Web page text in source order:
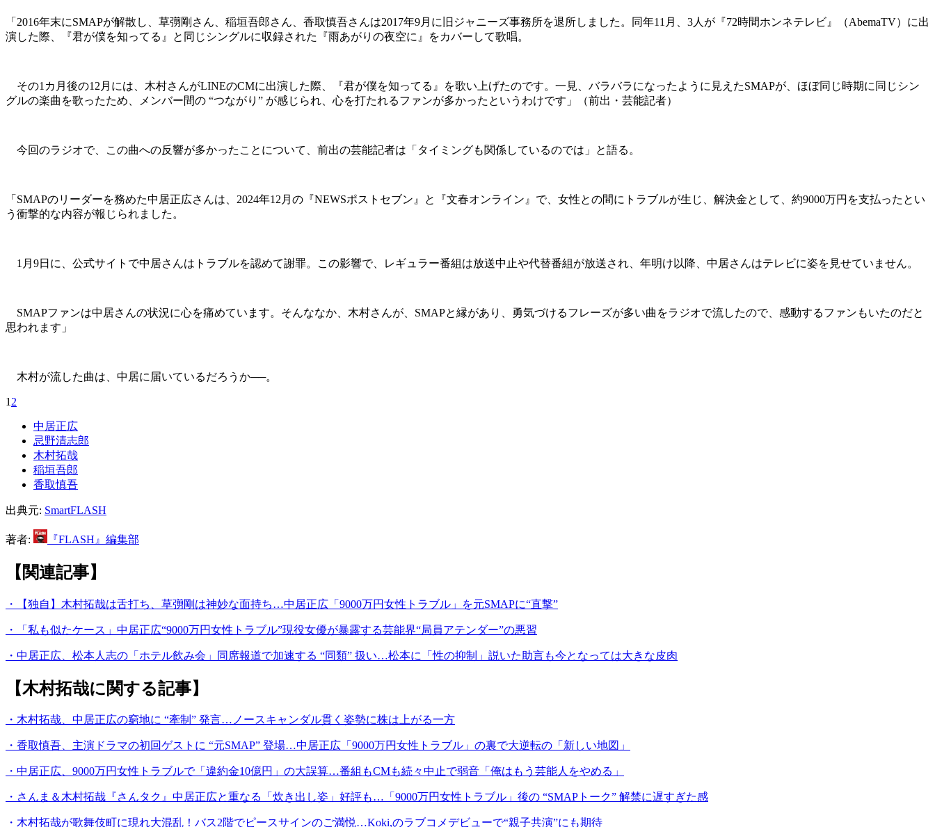
「2016年末にSMAPが解散し、草彅剛さん、稲垣吾郎さん、香取慎吾さんは2017年9月に旧ジャニーズ事務所を退所しました。同年11月、3人が『72時間ホンネテレビ』（AbemaTV）に出
演した際、『君が僕を知ってる』と同じシングルに収録された『雨あがりの夜空に』をカバーして歌唱。
その1カ月後の12月には、木村さんがLINEのCMに出演した際、『君が僕を知ってる』を歌い上げたのです。一見、バラバラになったように見えたSMAPが、ほぼ同じ時期に同じシン
グルの楽曲を歌ったため、メンバー間の “つながり” が感じられ、心を打たれるファンが多かったというわけです」（前出・芸能記者）
今回のラジオで、この曲への反響が多かったことについて、前出の芸能記者は「タイミングも関係しているのでは」と語る。
「SMAPのリーダーを務めた中居正広さんは、2024年12月の『NEWSポストセブン』と『文春オンライン』で、女性との間にトラブルが生じ、解決金として、約9000万円を支払ったとい
う衝撃的な内容が報じられました。
1月9日に、公式サイトで中居さんはトラブルを認めて謝罪。この影響で、レギュラー番組は放送中止や代替番組が放送され、年明け以降、中居さんはテレビに姿を見せていません。
SMAPファンは中居さんの状況に心を痛めています。そんななか、木村さんが、SMAPと縁があり、勇気づけるフレーズが多い曲をラジオで流したので、感動するファンもいたのだと
思われます」
木村が流した曲は、中居に届いているだろうか──。
1 2
中居正広
忌野清志郎
木村拓哉
稲垣吾郎
香取慎吾
出典元: SmartFLASH
著者: 『FLASH』編集部
【関連記事】
・【独自】木村拓哉は舌打ち、草彅剛は神妙な面持ち…中居正広「9000万円女性トラブル」を元SMAPに“直撃”
・「私も似たケース」中居正広“9000万円女性トラブル”現役女優が暴露する芸能界“局員アテンダー”の悪習
・中居正広、松本人志の「ホテル飲み会」同席報道で加速する “同類” 扱い…松本に「性の抑制」説いた助言も今となっては大きな皮肉
【木村拓哉に関する記事】
・木村拓哉、中居正広の窮地に “牽制” 発言…ノースキャンダル貫く姿勢に株は上がる一方
・香取慎吾、主演ドラマの初回ゲストに “元SMAP” 登場…中居正広「9000万円女性トラブル」の裏で大逆転の「新しい地図」
・中居正広、9000万円女性トラブルで「違約金10億円」の大誤算…番組もCMも続々中止で弱音「俺はもう芸能人をやめる」
・さんま＆木村拓哉『さんタク』中居正広と重なる「炊き出し姿」好評も…「9000万円女性トラブル」後の “SMAPトーク” 解禁に遅すぎた感
・木村拓哉が歌舞伎町に現れ大混乱！バス2階でピースサインのご満悦…Koki,のラブコメデビューで“親子共演”にも期待